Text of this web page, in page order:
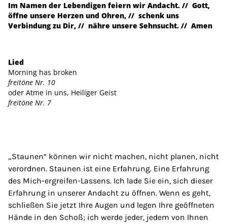
Im Namen der Lebendigen feiern wir Andacht. // Gott,
öffne unsere Herzen und Ohren, // schenk uns
Verbindung zu Dir, // nähre unsere Sehnsucht. // Amen
Lied
Morning has broken
freitöne Nr. 10
oder Atme in uns, Heiliger Geist
freitöne Nr. 7
„Staunen“ können wir nicht machen, nicht planen, nicht
verordnen. Staunen ist eine Erfahrung. Eine Erfahrung
des Mich-ergreifen-Lassens. Ich lade Sie ein, sich dieser
Erfahrung in unserer Andacht zu öffnen. Wenn es geht,
schließen Sie jetzt Ihre Augen und legen Ihre geöffneten
Hände in den Schoß; ich werde jeder, jedem von Ihnen